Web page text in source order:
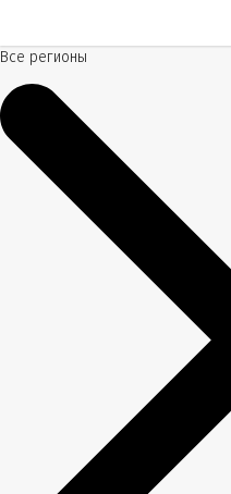
Все регионы